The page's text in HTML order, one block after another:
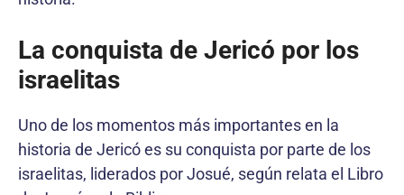
La conquista de Jericó por los
israelitas
Uno de los momentos más importantes en la
historia de Jericó es su conquista por parte de los
israelitas, liderados por Josué, según relata el Libro